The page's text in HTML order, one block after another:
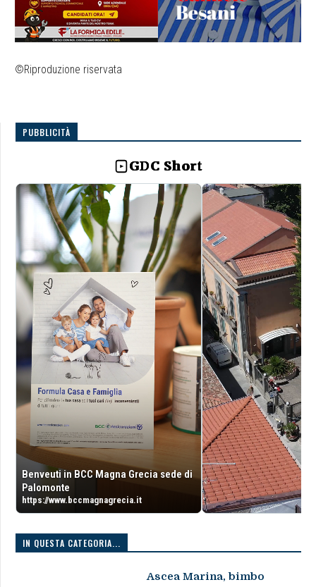
©Riproduzione riservata
PUBBLICITÀ
GDC Short
Benveuti in BCC Magna Grecia sede di
Palomonte
https://www.bccmagnagrecia.it
IN QUESTA CATEGORIA...
Ascea Marina, bimbo